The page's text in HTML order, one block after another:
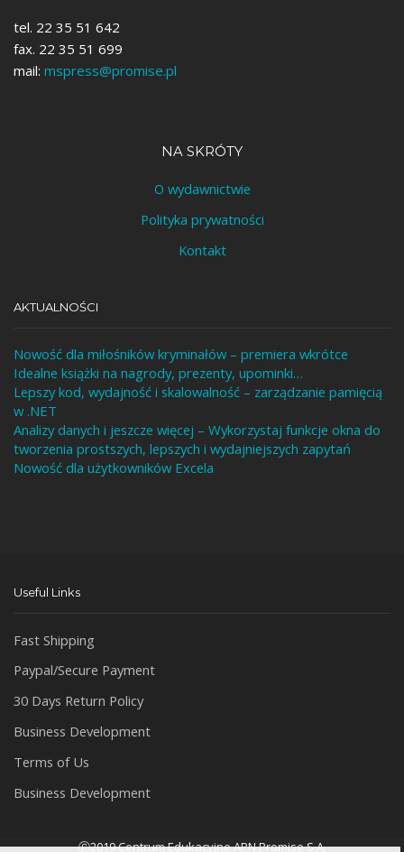
tel. 22 35 51 642
fax. 22 35 51 699
mail: mspress@promise.pl
NA SKRÓTY
O wydawnictwie
Polityka prywatności
Kontakt
AKTUALNOŚCI
Nowość dla miłośników kryminałów – premiera wkrótce
Idealne książki na nagrody, prezenty, upominki…
Lepszy kod, wydajność i skalowalność – zarządzanie pamięcią
w .NET
Analizy danych i jeszcze więcej – Wykorzystaj funkcje okna do
tworzenia prostszych, lepszych i wydajniejszych zapytań
Nowość dla użytkowników Excela
Useful Links
Fast Shipping
Paypal/Secure Payment
30 Days Return Policy
Business Development
Terms of Us
Business Development
Ⓒ2019 Centrum Edukacyjne APN Promise S.A.